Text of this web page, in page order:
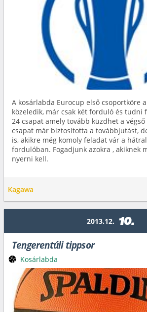
A kosárlabda Eurocup első csoportköre
közeledik, már csak két forduló és tudni
24 csapat amely tovább küzdhet a
csapat már biztosította a továbbjutást,
is, akikre még komoly feladat vár a
fordulóban. Fogadjunk azokra , akiknek
nyerni kell.
Kagawa
2013.12. 10.
Tengerentúli tippsor
Kosárlabda